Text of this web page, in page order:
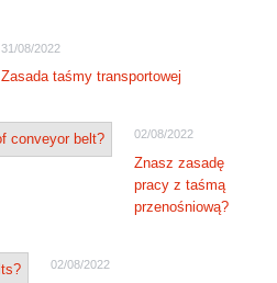
31/08/2022
Zasada taśmy transportowej
02/08/2022
Znasz zasadę
pracy z taśmą
przenośniową?
02/08/2022